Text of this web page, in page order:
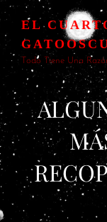
EL
Todo Tiene Una